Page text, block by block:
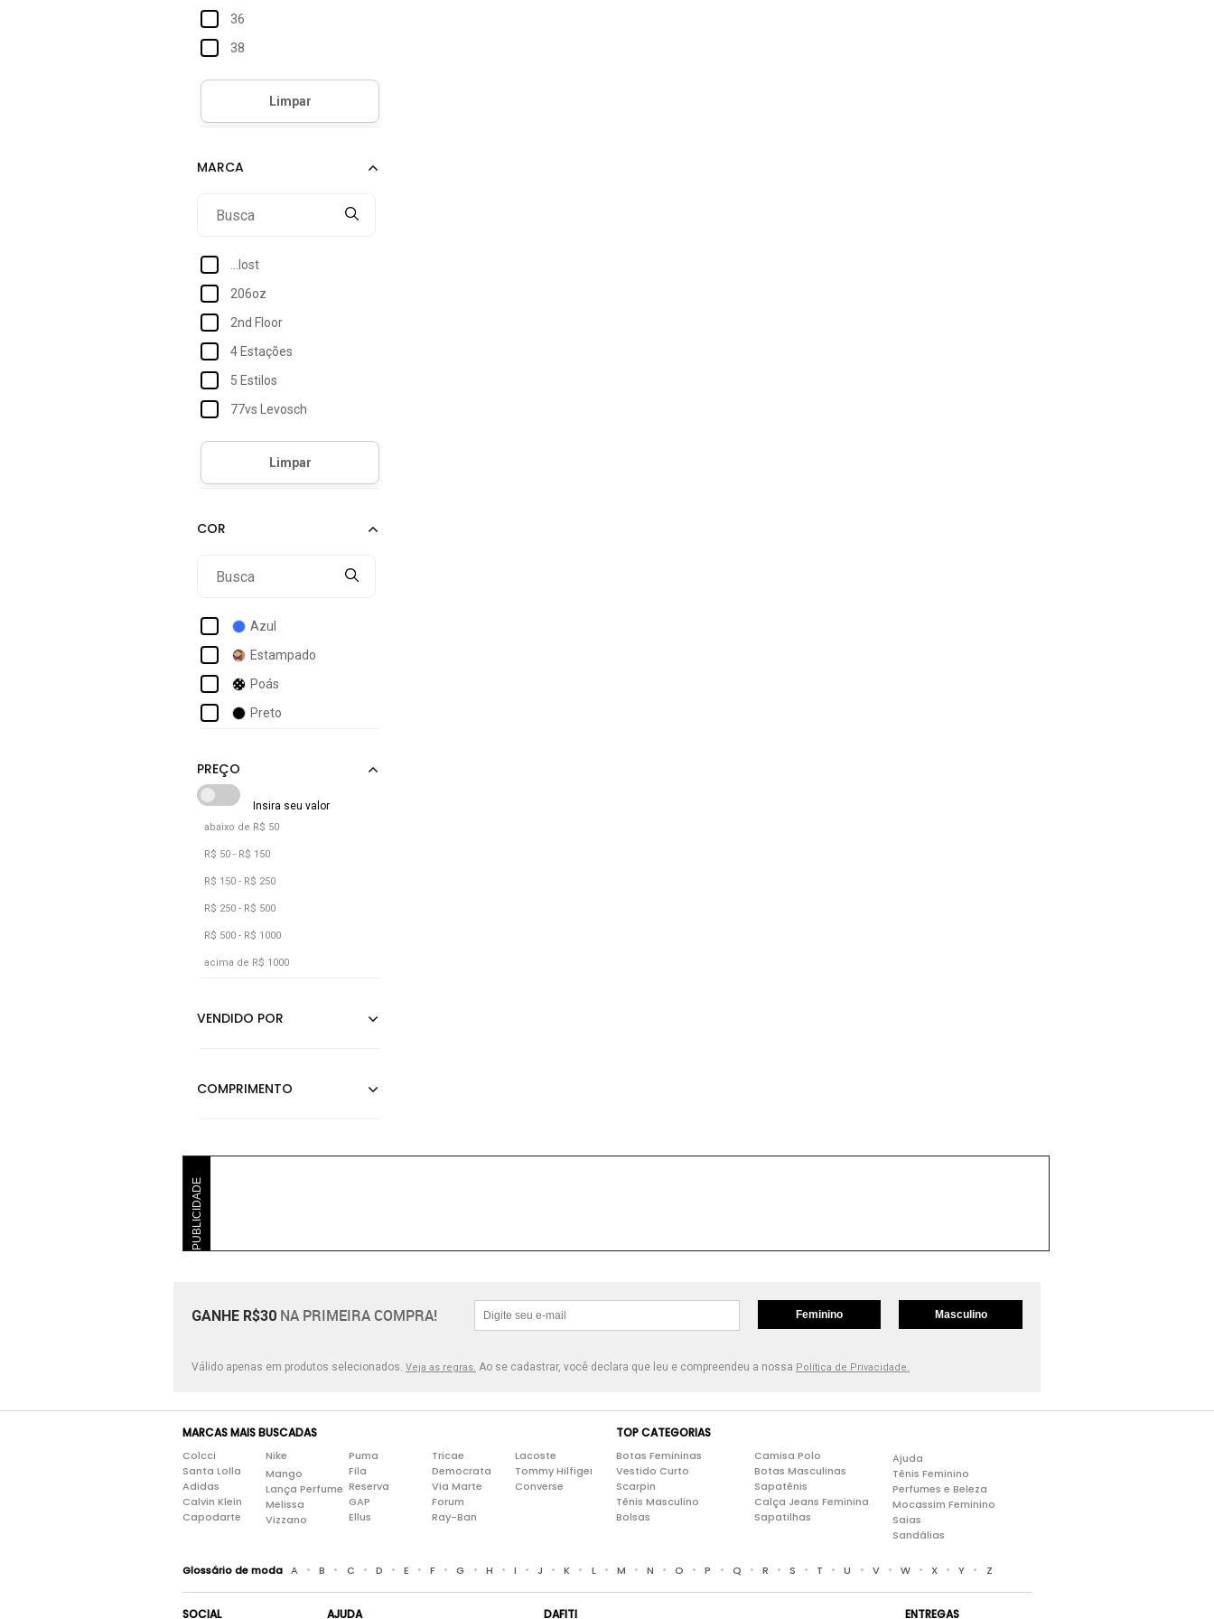
36
38
40
46
EGG
...lost
206oz
2nd Floor
4 Estações
5 Estilos
77vs Levosch
Accona
Acostamento
Ad Life Style
Aeropostale
Aishty
Azul
Estampado
Poás
Preto
abaixo de R$ 50
R$ 50 - R$ 150
R$ 150 - R$ 250
R$ 250 - R$ 500
R$ 500 - R$ 1000
acima de R$ 1000
PUBLICIDADE
GANHE R$30 NA PRIMEIRA COMPRA! Feminino Masculino
Válido apenas em produtos selecionados. Veja as regras. Ao se cadastrar, você declara que leu e compreendeu a nossa Política de Privacidade.
MARCAS MAIS BUSCADAS
Colcci
Santa Lolla
Adidas
Calvin Klein
Capodarte
Nike
Mango
Lança Perfume
Melissa
Vizzano
Puma
Fila
Reserva
GAP
Ellus
Tricae
Democrata
Via Marte
Forum
Ray-Ban
Lacoste
Tommy Hilfiger
Converse
TOP CATEGORIAS
Botas Femininas
Vestido Curto
Scarpin
Tênis Masculino
Bolsas
Camisa Polo
Botas Masculinas
Sapatênis
Calça Jeans Feminina
Sapatilhas
Ajuda
Tênis Feminino
Perfumes e Beleza
Mocassim Feminino
Saias
Sandálias
Glossário de moda A • B • C • D • E • F • G • H • I • J • K • L • M • N • O • P • Q • R • S • T • U • V • W • X • Y • Z
SOCIAL AJUDA DAFITI ENTREGAS